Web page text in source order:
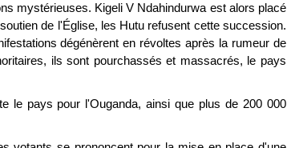
mystérieuses. Kigeli V Ndahindurwa est alors placé
de l'Église, les Hutu refusent cette succession.
dégénèrent en révoltes après la rumeur de
ils sont pourchassés et massacrés, le pays
le pays pour l'Ouganda, ainsi que plus de 200 000